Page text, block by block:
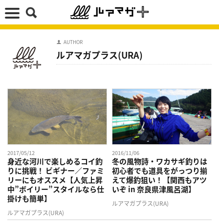
AUTHOR
ルアマガプラス(URA)
2017/05/12
身近な河川で楽しめるコイ釣
りに挑戦！ ビギナー／ファミ
リーにもオススメ【人気上昇
中”ボイリー”スタイルなら仕
掛けも簡単】
ルアマガプラス(URA)
2016/11/06
冬の風物詩・ワカサギ釣りは
初心者でも道具をがっつり揃
えて爆釣狙い！【関西もアツ
いぞ in 奈良県津風呂湖】
ルアマガプラス(URA)